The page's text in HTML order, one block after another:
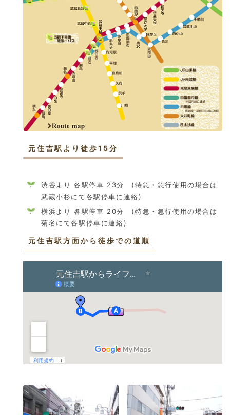
元住吉駅より徒歩15分
渋谷より 各駅停車 23分 (特急・急行使用の場合は
武蔵小杉にて各駅停車に連絡)
横浜より 各駅停車 20分 (特急・急行使用の場合は
菊名にて各駅停車に連絡)
元住吉駅方面から徒歩での道順